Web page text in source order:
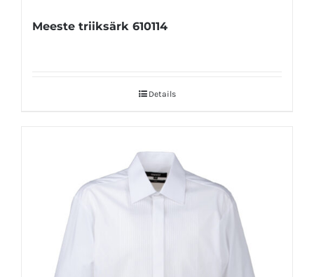
Meeste triiksärk 610114
Details